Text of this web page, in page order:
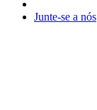
Junte-se a nós